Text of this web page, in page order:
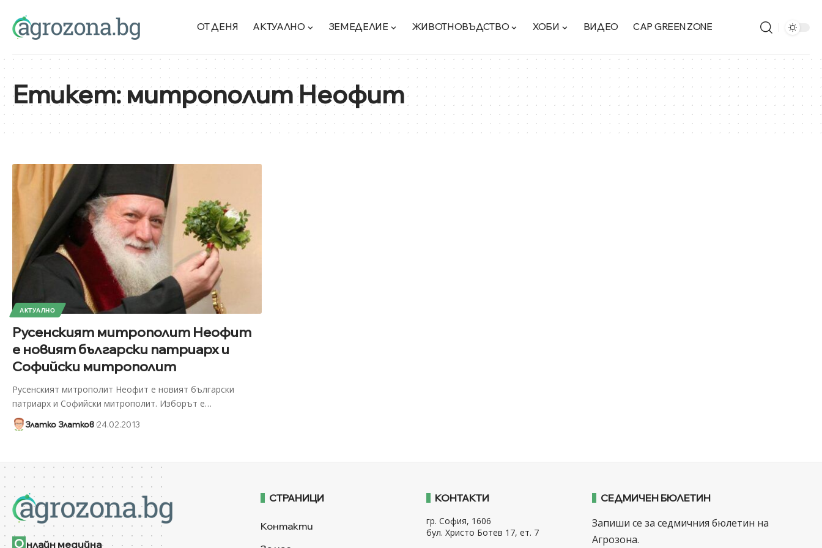
ОТ ДЕНЯ АКТУАЛНО ЗЕМЕДЕЛИЕ ЖИВОТНОВЪДСТВО ХОБИ ВИДЕО CAP GREEN ZONE
Етикет:митрополит Неофит
АКТУАЛНО
Русенският митрополит Неофит
е новият български патриарх и
Софийски митрополит
Русенският митрополит Неофит е новият български
патриарх и Софийски митрополит. Изборът е…
Златко Златков 24.02.2013
О нлайн медийна
СТРАНИЦИ
Контакти
КОНТАКТИ
гр. София, 1606
бул. Христо Ботев 17, ет. 7
СЕДМИЧЕН БЮЛЕТИН
Запиши се за седмичния бюлетин на
Агрозона.